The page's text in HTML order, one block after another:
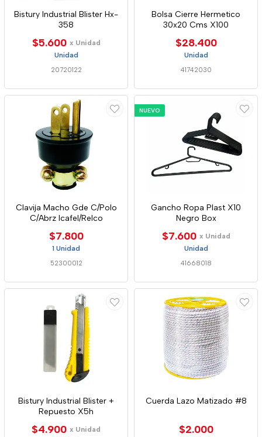
Bistury Industrial Blister Hx-
358
$5.600 x Unidad
Unidad
20720122
Bolsa Cierre Hermetico
30x20 Cms X100
$28.400
Unidad
41742030
Clavija Macho Gde C/Polo
C/Abrz Icafel/Relco
$7.800
1 Unidad
52300012
NUEVO
Gancho Ropa Plast X10
Negro Box
$7.600 x Unidad
Unidad
41668018
Bistury Industrial Blister +
Repuesto X5h
$4.900 x Unidad
Cuerda Lazo Matizado #8
$2.000